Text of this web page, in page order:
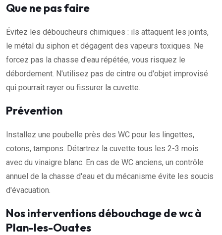
Que ne pas faire
Évitez les déboucheurs chimiques : ils attaquent les joints,
le métal du siphon et dégagent des vapeurs toxiques. Ne
forcez pas la chasse d'eau répétée, vous risquez le
débordement. N'utilisez pas de cintre ou d'objet improvisé
qui pourrait rayer ou fissurer la cuvette.
Prévention
Installez une poubelle près des WC pour les lingettes,
cotons, tampons. Détartrez la cuvette tous les 2-3 mois
avec du vinaigre blanc. En cas de WC anciens, un contrôle
annuel de la chasse d'eau et du mécanisme évite les soucis
d'évacuation.
Nos interventions débouchage de wc à
Plan-les-Ouates